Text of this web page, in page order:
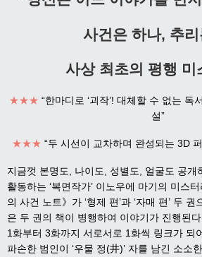
사건은 하나, 추
사상 최초의 평행 미
★★★ “한마디로 ‘괴작’! 대체할 수 없는 독
설”
★★★ “두 시선이 교차하며 완성되는 3D
지금껏 본명도, 나이도, 성별도, 얼굴도 공개
활동하는 ‘복면작가’ 이노우에 마기의 미스
의 사건 노트》가 ‘형제 편’과 ‘자매 편’ 두
은 두 권의 책이 병행하여 이야기가 진행된다.
1화부터 3화까지 서로서로 1화씩 링크가 되
파손한 범인이 ‘우물 정(井)’ 자를 남긴 소소